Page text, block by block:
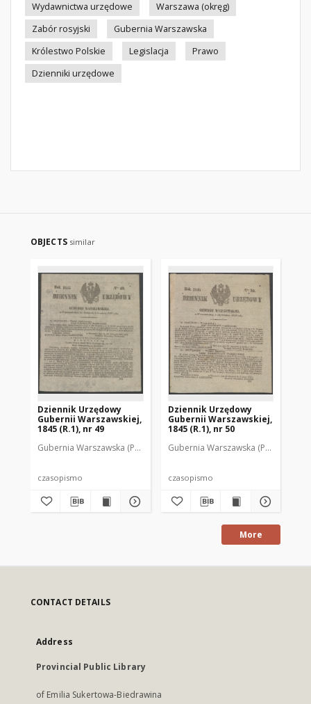
Wydawnictwa urzędowe
Warszawa (okręg)
Zabór rosyjski
Gubernia Warszawska
Królestwo Polskie
Legislacja
Prawo
Dzienniki urzędowe
OBJECTS similar
Dziennik Urzędowy
Gubernii Warszawskiej,
1845 (R.1), nr 49
Gubernia Warszawska (Polska). Rząd Gubernialny
czasopismo
Dziennik Urzędowy
Gubernii Warszawskiej,
1845 (R.1), nr 50
Gubernia Warszawska (Polska).
czasopismo
More
CONTACT DETAILS
Address
Provincial Public Library
of Emilia Sukertowa-Biedrawina